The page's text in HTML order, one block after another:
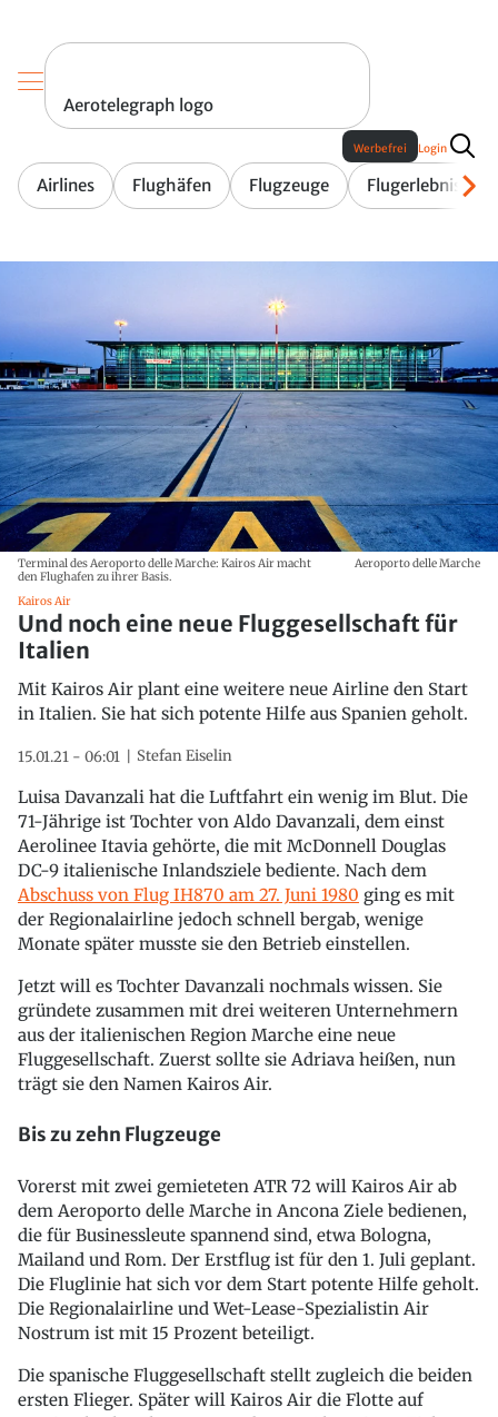
Aerotelegraph logo
Airlines Flughäfen Flugzeuge Flugerlebnis
Werbefrei Login
Terminal des Aeroporto delle Marche: Kairos Air macht
den Flughafen zu ihrer Basis.
Aeroporto delle Marche
Kairos Air
Und noch eine neue Fluggesellschaft für
Italien
Mit Kairos Air plant eine weitere neue Airline den Start
in Italien. Sie hat sich potente Hilfe aus Spanien geholt.
15.01.21 - 06:01 Stefan Eiselin
Luisa Davanzali hat die Luftfahrt ein wenig im Blut. Die
71-Jährige ist Tochter von Aldo Davanzali, dem einst
Aerolinee Itavia gehörte, die mit McDonnell Douglas
DC-9 italienische Inlandsziele bediente. Nach dem
Abschuss von Flug IH870 am 27. Juni 1980 ging es mit
der Regionalairline jedoch schnell bergab, wenige
Monate später musste sie den Betrieb einstellen.
Jetzt will es Tochter Davanzali nochmals wissen. Sie
gründete zusammen mit drei weiteren Unternehmern
aus der italienischen Region Marche eine neue
Fluggesellschaft. Zuerst sollte sie Adriava heißen, nun
trägt sie den Namen Kairos Air.
Bis zu zehn Flugzeuge
Vorerst mit zwei gemieteten ATR 72 will Kairos Air ab
dem Aeroporto delle Marche in Ancona Ziele bedienen,
die für Businessleute spannend sind, etwa Bologna,
Mailand und Rom. Der Erstflug ist für den 1. Juli geplant.
Die Fluglinie hat sich vor dem Start potente Hilfe geholt.
Die Regionalairline und Wet-Lease-Spezialistin Air
Nostrum ist mit 15 Prozent beteiligt.
Die spanische Fluggesellschaft stellt zugleich die beiden
ersten Flieger. Später will Kairos Air die Flotte auf